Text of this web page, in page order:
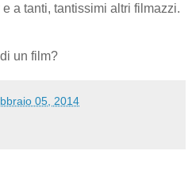
a tanti, tantissimi altri filmazzi.
un film?
05, 2014